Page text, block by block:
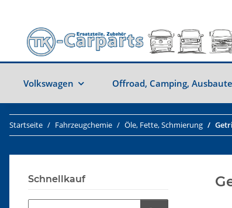
Volkswagen Offroad, Camping,
Startseite Fahrzeugchemie Öle, Fette, Schmierung
Schnellkauf